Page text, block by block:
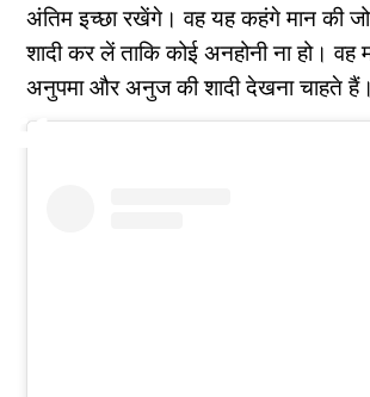
अंतिम इच्छा रखेंगे। वह यह कहंगे मान की
शादी कर लें ताकि कोई अनहोनी ना हो।
अनुपमा और अनुज की शादी देखना चाहते हैं।